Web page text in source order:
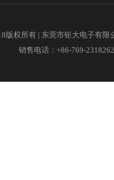
版权所有 | 东莞市钜大电子有
销售电话：+86-769-